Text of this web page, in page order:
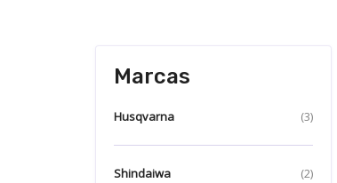
Marcas
Husqvarna (3)
Shindaiwa (2)